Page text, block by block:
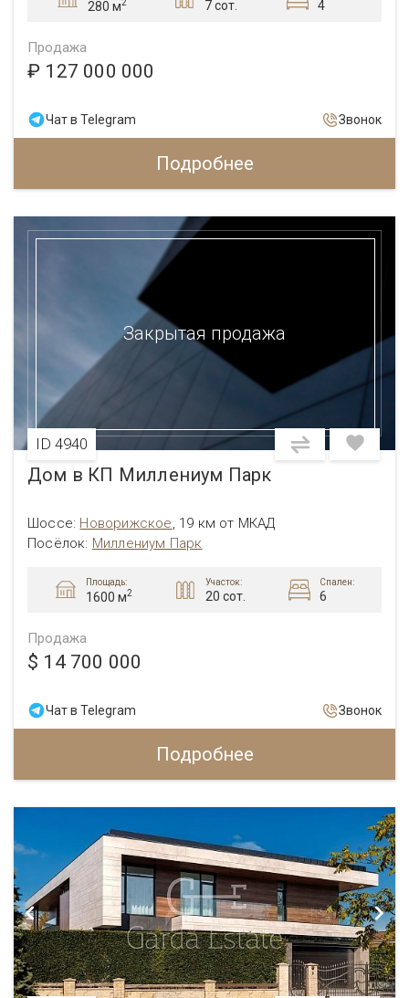
280 м 7 сот. 4
Продажа
₽ 127 000 000
Чат в Telegram Звонок
Подробнее
Закрытая продажа
ID 4940
Дом в КП Миллениум Парк
Шоссе: Новорижское 19 км от МКАД
Посёлок: Миллениум Парк
Площадь:
1600 м2
Участок:
20 сот.
Спален:
6
Продажа
$ 14 700 000
Чат в Telegram Звонок
Подробнее